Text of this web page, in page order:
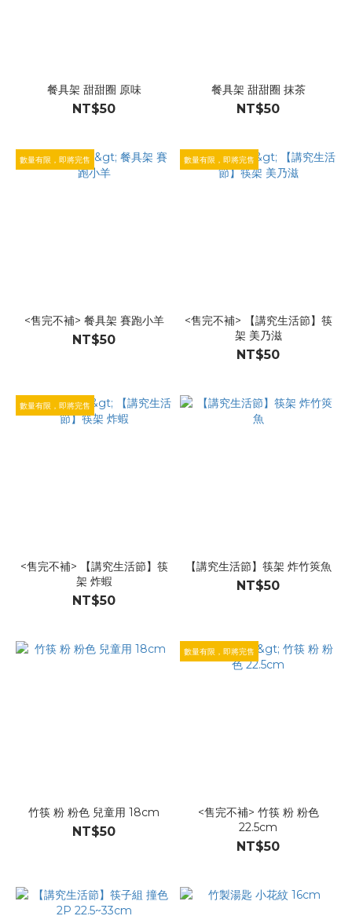
餐具架 甜甜圈 原味
NT$50
餐具架 甜甜圈 抹茶
NT$50
數量有限，即將完售
<售完不補> 餐具架 賽跑小羊
NT$50
數量有限，即將完售
<售完不補> 【講究生活節】筷
架 美乃滋
NT$50
數量有限，即將完售
<售完不補> 【講究生活節】筷
架 炸蝦
NT$50
【講究生活節】筷架 炸竹筴魚
NT$50
竹筷 粉 粉色 兒童用 18cm
NT$50
數量有限，即將完售
<售完不補> 竹筷 粉 粉色
22.5cm
NT$50